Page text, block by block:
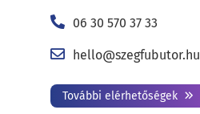
06 30 570 37 33
hello@szegfubutor.hu
További elérhetőségek